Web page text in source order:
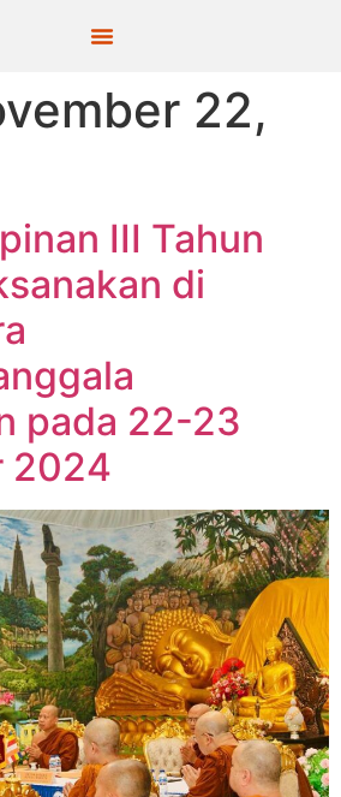
22,
III Tahun
di
pada 22-23
2024